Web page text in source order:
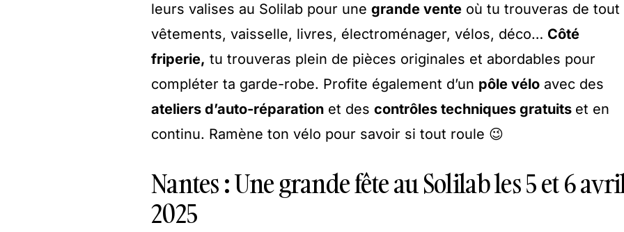
leurs valises au Solilab pour une grande vente où tu trouveras de tout
vêtements, vaisselle, livres, électroménager, vélos, déco… Côté
friperie, tu trouveras plein de pièces originales et abordables pour
compléter ta garde-robe. Profite également d’un pôle vélo avec des
ateliers d’auto-réparation et des contrôles techniques gratuits et en
continu. Ramène ton vélo pour savoir si tout roule 😉
Nantes : Une grande fête au Solilab les 5 et 6
2025